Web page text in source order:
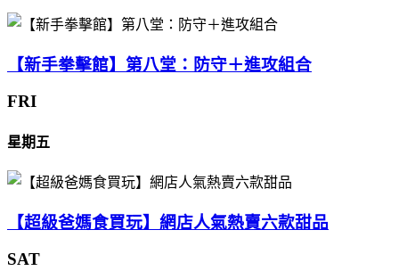
【新手拳擊館】第八堂：防守＋進攻組合
FRI
星期五
【超級爸媽食買玩】網店人氣熱賣六款甜品
SAT